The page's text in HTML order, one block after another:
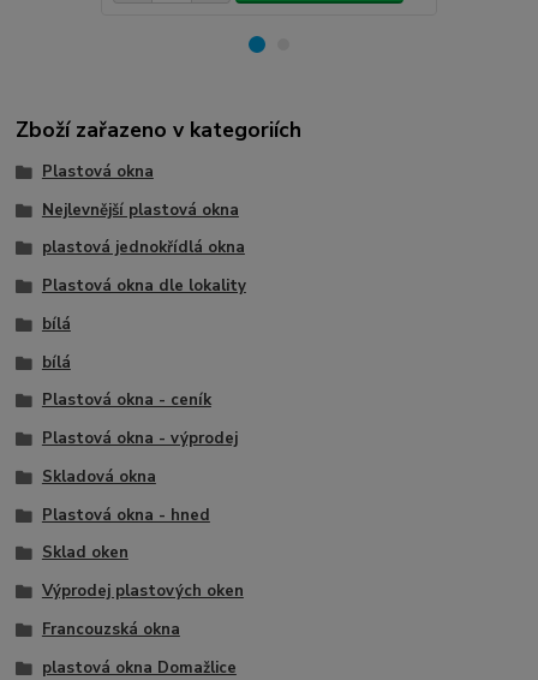
Zboží zařazeno v kategoriích
Plastová okna
Nejlevnější plastová okna
plastová jednokřídlá okna
Plastová okna dle lokality
bílá
bílá
Plastová okna - ceník
Plastová okna - výprodej
Skladová okna
Plastová okna - hned
Sklad oken
Výprodej plastových oken
Francouzská okna
plastová okna Domažlice